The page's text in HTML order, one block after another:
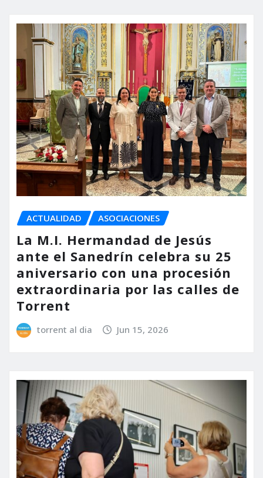
ACTUALIDAD ASOCIACIONES
La M.I. Hermandad de Jesús
ante el Sanedrín celebra su 25
aniversario con una procesión
extraordinaria por las calles de
Torrent
torrent al dia Jun 15, 2026